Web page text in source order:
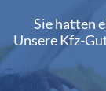
Sie hatten
Unsere Kfz-